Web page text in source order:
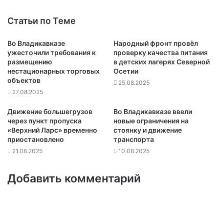
Статьи по Теме
Во Владикавказе
ужесточили требования к
размещению
нестационарных торговых
объектов
27.08.2025
Народный фронт провёл
проверку качества питания
в детских лагерях Северной
Осетии
25.08.2025
Движение большегрузов
через пункт пропуска
«Верхний Ларс» временно
приостановлено
21.08.2025
Во Владикавказе ввели
новые ограничения на
стоянку и движение
транспорта
10.08.2025
Добавить комментарий